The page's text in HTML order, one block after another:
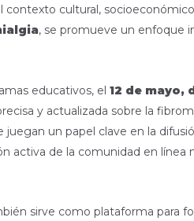
cultural,
, se promueve un enfoque
educativos, el 12 de mayo,
y actualizada sobre la
un papel clave en la
activa de la comunidad en
sirve como plataforma para